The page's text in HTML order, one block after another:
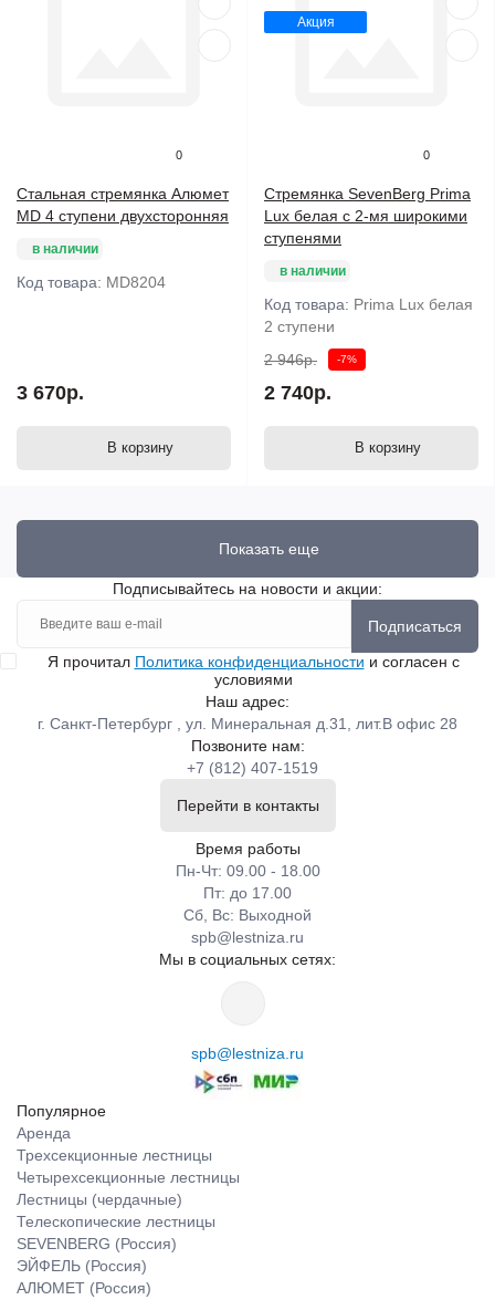
0
Стальная стремянка Алюмет
MD 4 ступени двухсторонняя
в наличии
Код товара: MD8204
3 670р.
В корзину
Акция
0
Стремянка SevenBerg Prima
Lux белая с 2-мя широкими
ступенями
в наличии
Код товара: Prima Lux белая
2 ступени
2 946р.
-7%
2 740р.
В корзину
Показать еще
Подписывайтесь на новости и акции:
Подписаться
Я прочитал Политика конфиденциальности и согласен с
условиями
Наш адрес:
г. Санкт-Петербург , ул. Минеральная д.31, лит.В офис 28
Позвоните нам:
+7 (812) 407-1519
Перейти в контакты
Время работы
Пн-Чт: 09.00 - 18.00
Пт: до 17.00
Сб, Вс: Выходной
spb@lestniza.ru
Мы в социальных сетях:
spb@lestniza.ru
Популярное
Аренда
Трехсекционные лестницы
Четырехсекционные лестницы
Лестницы (чердачные)
Телескопические лестницы
SEVENBERG (Россия)
ЭЙФЕЛЬ (Россия)
АЛЮМЕТ (Россия)